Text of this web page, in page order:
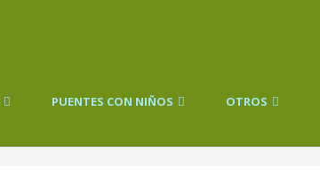
PUENTES CON NIÑOS OTROS